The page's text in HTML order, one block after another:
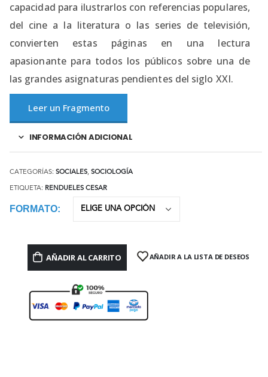
capacidad para ilustrarlos con referencias populares,
del cine a la literatura o las series de televisión,
convierten estas páginas en una lectura
apasionante para todos los públicos sobre una de
las grandes asignaturas pendientes del siglo XXI.
Leer un Fragmento
INFORMACIÓN ADICIONAL
CATEGORÍAS: SOCIALES, SOCIOLOGÍA
ETIQUETA: RENDUELES CESAR
FORMATO
AÑADIR AL CARRITO AÑADIR A LA LISTA DE DESEOS